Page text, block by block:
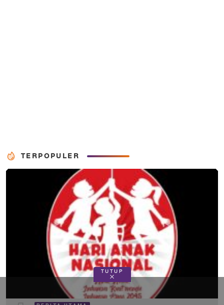
TERPOPULER
TUTUP